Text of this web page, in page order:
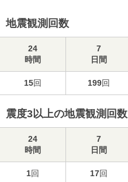
地震観測回数
24
時間
7
日間
15回 199回
震度3以上の地震観測回数
24
時間
7
日間
1回 17回